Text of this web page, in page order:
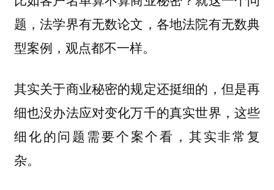
题，法学界有无数论文，各地法院有无数典
型案例，观点都不一样。
其实关于商业秘密的规定还挺细的，但是再
细也没办法应对变化万千的真实世界，这些
细化的问题需要个案个看，其实非常复
杂。